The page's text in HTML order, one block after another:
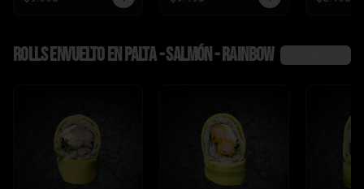
Rolls envuelto en palta - salmón - rainbow